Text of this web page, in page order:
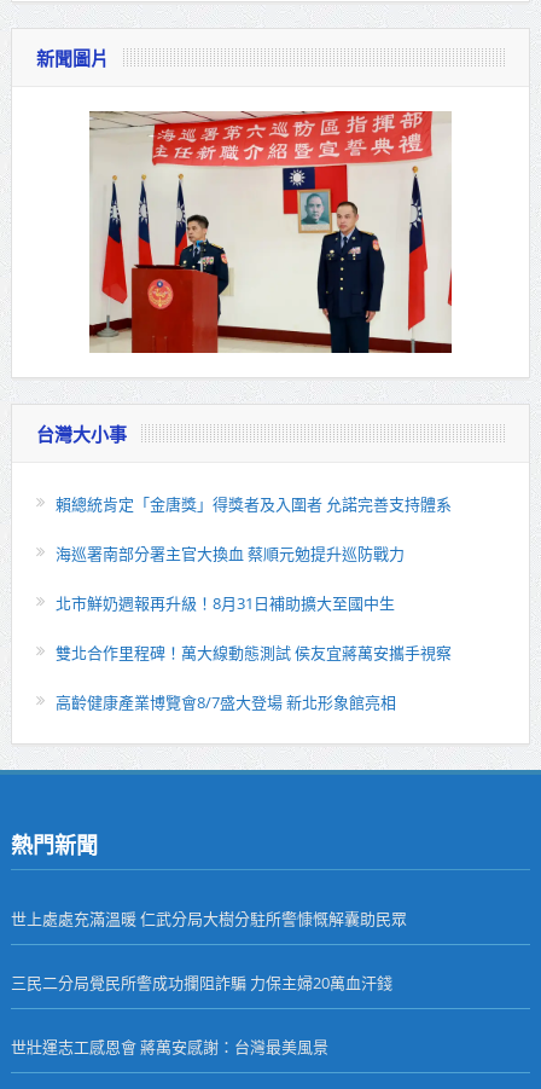
新聞圖片
台灣大小事
賴總統肯定「金唐獎」得獎者及入圍者 允諾完善支持體系
海巡署南部分署主官大換血 蔡順元勉提升巡防戰力
北市鮮奶週報再升級！8月31日補助擴大至國中生
雙北合作里程碑！萬大線動態測試 侯友宜蔣萬安攜手視察
高齡健康產業博覽會8/7盛大登場 新北形象館亮相
熱門新聞
世上處處充滿溫暖 仁武分局大樹分駐所警慷慨解囊助民眾
三民二分局覺民所警成功攔阻詐騙 力保主婦20萬血汗錢
世壯運志工感恩會 蔣萬安感謝：台灣最美風景